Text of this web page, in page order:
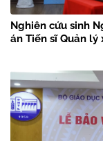
Nghiên cứu sinh
án Tiến sĩ Quản